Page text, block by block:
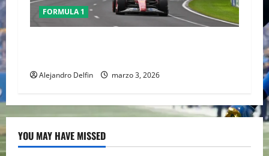
FORMULA 1
Alejandro Delfin marzo 3, 2026
YOU MAY HAVE MISSED